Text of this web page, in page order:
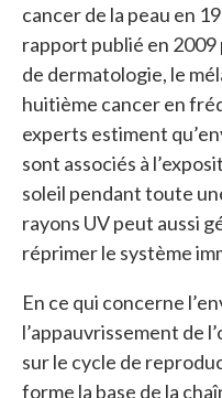
cancer de la peau en
rapport publié en 2009
de dermatologie, le
huitième cancer en
experts estiment
sont associés à
soleil pendant toute
rayons UV peut aussi
réprimer le système
En ce qui concerne
l’appauvrissement de
sur le cycle de
forme la base de la